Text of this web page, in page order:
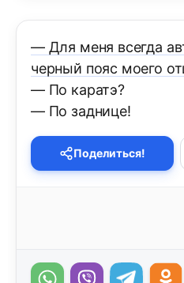
— Для меня всегда
черный пояс моего
— По каратэ?
— По заднице!
Поделиться!